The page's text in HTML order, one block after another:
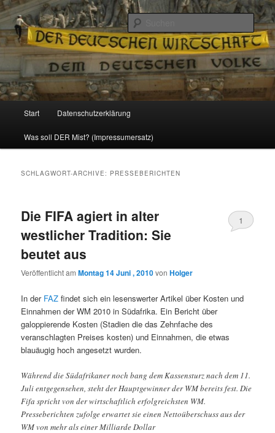
Reizzentrum
Politik, Wirtschaft, Soziales und Gesellschaft
Zum
Inhalt
Zum
sekundären
Start Datenschutzerklärung
Was soll DER Mist? (Impressumersatz)
SCHLAGWORT-ARCHIVE: PRESSEBERICHTEN
Die FIFA agiert in alter
westlicher Tradition: Sie
beutet aus
Veröffentlicht amMontag 14 Juni , 2010vonHolger
1
In der FAZfindet sich ein lesenswerter Artikel über Kosten und
Einnahmen der WM 2010 in Südafrika. Ein Bericht über
galoppierende Kosten (Stadien die das Zehnfache des
veranschlagten Preises kosten) und Einnahmen, die etwas
blauäugig hoch angesetzt wurden.
Während die Südafrikaner noch bang dem Kassensturz nach dem 11.
Juli entgegensehen, steht der Hauptgewinner der WM bereits fest. Die
Fifa spricht von der wirtschaftlich erfolgreichsten WM.
Presseberichten zufolge erwartet sie einen Nettoüberschuss aus der
WM von mehr als einer Milliarde Dollar